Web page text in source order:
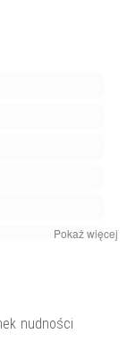
Pokaż więcej
nudności